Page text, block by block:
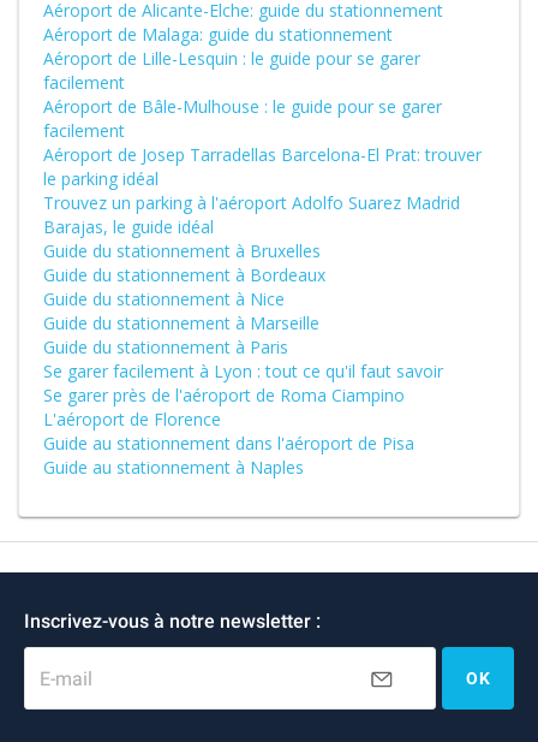
Aéroport de Alicante-Elche: guide du stationnement
Aéroport de Malaga: guide du stationnement
Aéroport de Lille-Lesquin : le guide pour se garer
facilement
Aéroport de Bâle-Mulhouse : le guide pour se garer
facilement
Aéroport de Josep Tarradellas Barcelona-El Prat: trouver
le parking idéal
Trouvez un parking à l'aéroport Adolfo Suarez Madrid
Barajas, le guide idéal
Guide du stationnement à Bruxelles
Guide du stationnement à Bordeaux
Guide du stationnement à Nice
Guide du stationnement à Marseille
Guide du stationnement à Paris
Se garer facilement à Lyon : tout ce qu'il faut savoir
Se garer près de l'aéroport de Roma Ciampino
L'aéroport de Florence
Guide au stationnement dans l'aéroport de Pisa
Guide au stationnement à Naples
Inscrivez-vous à notre newsletter :
E-mail OK